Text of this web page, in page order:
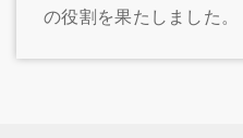
の役割を果たしました。